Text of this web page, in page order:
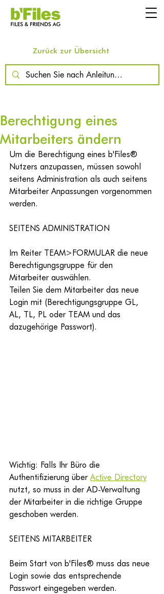
Zurück zur Übersicht
Berechtigung eines
Mitarbeiters ändern
Um die Berechtigung eines b'Files®
Nutzers anzupassen, müssen sowohl
seitens Administration als auch seitens
Mitarbeiter Anpassungen vorgenommen
werden.
SEITENS ADMINISTRATION
Im Reiter TEAM>FORMULAR die neue
Berechtigungsgruppe für den
Mitarbeiter auswählen.
Teilen Sie dem Mitarbeiter das neue
Login mit (Berechtigungsgruppe GL,
AL, TL, PL oder TEAM und das
dazugehörige Passwort).
Wichtig: Falls Ihr Büro die
Authentifizierung über Active Directory
nutzt, so muss in der AD-Verwaltung
der Mitarbeiter in die richtige Gruppe
geschoben werden.
SEITENS MITARBEITER
Beim Start von b'Files® muss das neue
Login sowie das entsprechende
Passwort eingegeben werden.